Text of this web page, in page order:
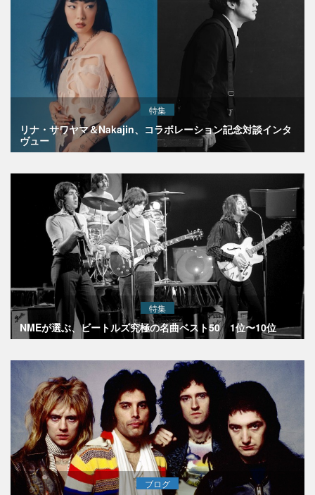
特集
リナ・サワヤマ＆Nakajin、コラボレーション記念対談インタ
ヴュー
特集
NMEが選ぶ、ビートルズ究極の名曲ベスト50 1位〜10位
ブログ